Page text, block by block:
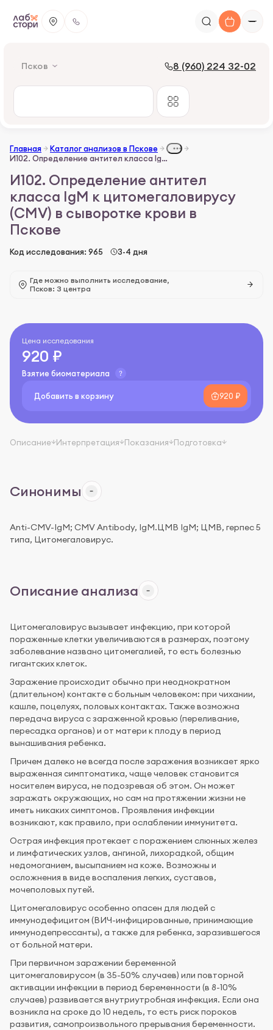
Псков 8 (960) 224 32-02
Главная
Каталог анализов в Пскове
И102. Определение антител класса IgM к цитомегаловирусу (CMV) в сыворотке крови
И102. Определение антител
класса IgM к цитомегаловирусу
(CMV) в сыворотке крови в
Пскове
Код исследования: 965 3-4 дня
Где можно выполнить исследование,
Псков: 3 центра
Цена исследования
920 ₽
Взятие биоматериала
Добавить в корзину 920 ₽
Описание Интерпретация Показания Подготовка
Синонимы
Anti-CMV-IgM; CMV Antibody, IgM.ЦМВ IgM; ЦМВ, герпес 5
типа, Цитомегаловирус.
Описание анализа
Цитомегаловирус вызывает инфекцию, при которой
пораженные клетки увеличиваются в размерах, поэтому
заболевание названо цитомегалией, то есть болезнью
гигантских клеток.
Заражение происходит обычно при неоднократном
(длительном) контакте с больным человеком: при чихании,
кашле, поцелуях, половых контактах. Также возможна
передача вируса с зараженной кровью (переливание,
пересадка органов) и от матери к плоду в период
вынашивания ребенка.
Причем далеко не всегда после заражения возникает ярко
выраженная симптоматика, чаще человек становится
носителем вируса, не подозревая об этом. Он может
заражать окружающих, но сам на протяжении жизни не
иметь никаких симптомов. Проявления инфекции
возникают, как правило, при ослаблении иммунитета.
Острая инфекция протекает с поражением слюнных желез
и лимфатических узлов, ангиной, лихорадкой, общим
недомоганием, высыпанием на коже. Возможны и
осложнения в виде воспаления легких, суставов,
мочеполовых путей.
Цитомегаловирус особенно опасен для людей с
иммунодефицитом (ВИЧ-инфицированные, принимающие
иммунодепрессанты), а также для ребенка, заразившегося
от больной матери.
При первичном заражении беременной
цитомегаловирусом (в 35-50% случаев) или повторной
активации инфекции в период беременности (в 8-10%
случаев) развивается внутриутробная инфекция. Если она
возникла на сроке до 10 недель, то есть риск пороков
развития, самопроизвольного прерывания беременности.